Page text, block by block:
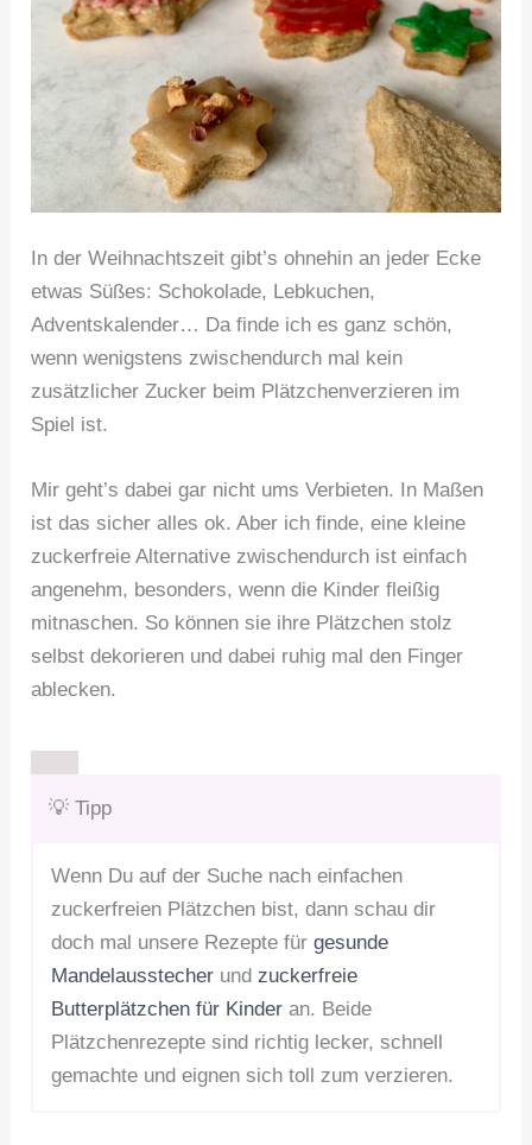
In der Weihnachtszeit gibt’s ohnehin an jeder Ecke
etwas Süßes: Schokolade, Lebkuchen,
Adventskalender… Da finde ich es ganz schön,
wenn wenigstens zwischendurch mal kein
zusätzlicher Zucker beim Plätzchenverzieren im
Spiel ist.
Mir geht’s dabei gar nicht ums Verbieten. In Maßen
ist das sicher alles ok. Aber ich finde, eine kleine
zuckerfreie Alternative zwischendurch ist einfach
angenehm, besonders, wenn die Kinder fleißig
mitnaschen. So können sie ihre Plätzchen stolz
selbst dekorieren und dabei ruhig mal den Finger
ablecken.
💡 Tipp
Wenn Du auf der Suche nach einfachen
zuckerfreien Plätzchen bist, dann schau dir
doch mal unsere Rezepte fürgesunde
Mandelausstecher und zuckerfreie
Butterplätzchen für Kinder an. Beide
Plätzchenrezepte sind richtig lecker, schnell
gemachte und eignen sich toll zum verzieren.